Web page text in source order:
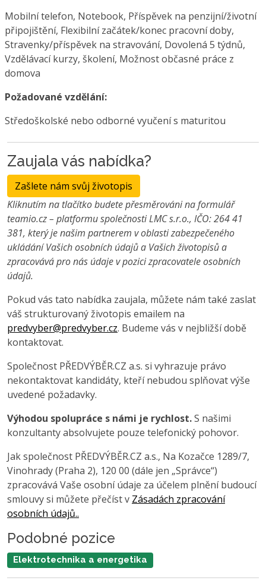
Mobilní telefon, Notebook, Příspěvek na penzijní/životní
připojištění, Flexibilní začátek/konec pracovní doby,
Stravenky/příspěvek na stravování, Dovolená 5 týdnů,
Vzdělávací kurzy, školení, Možnost občasné práce z
domova
Požadované vzdělání:
Středoškolské nebo odborné vyučení s maturitou
Zaujala vás nabídka?
Zašlete nám svůj životopis
Kliknutím na tlačítko budete přesměrováni na formulář
teamio.cz – platformu společnosti LMC s.r.o., IČO: 264 41
381, který je našim partnerem v oblasti zabezpečeného
ukládání Vašich osobních údajů a Vašich životopisů a
zpracovává pro nás údaje v pozici zpracovatele osobních
údajů.
Pokud vás tato nabídka zaujala, můžete nám také zaslat
váš strukturovaný životopis emailem na
predvyber@predvyber.cz. Budeme vás v nejbližší době
kontaktovat.
Společnost PŘEDVÝBĚR.CZ a.s. si vyhrazuje právo
nekontaktovat kandidáty, kteří nebudou splňovat výše
uvedené požadavky.
Výhodou spolupráce s námi je rychlost.S našimi
konzultanty absolvujete pouze telefonický pohovor.
Jak společnost PŘEDVÝBĚR.CZ a.s., Na Kozačce 1289/7,
Vinohrady (Praha 2), 120 00 (dále jen „Správce“)
zpracovává Vaše osobní údaje za účelem plnění budoucí
smlouvy si můžete přečíst v Zásadách zpracování
osobních údajů..
Podobné pozice
Elektrotechnika a energetika